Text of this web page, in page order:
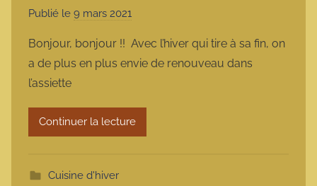
Publié le 9 mars 2021
r
m
r
m
Bonjour, bonjour !! Avec l’hiver qui tire à sa fin, on
a de plus en plus envie de renouveau dans
l’assiette
Continuer la lecture
Cuisine d'hiver